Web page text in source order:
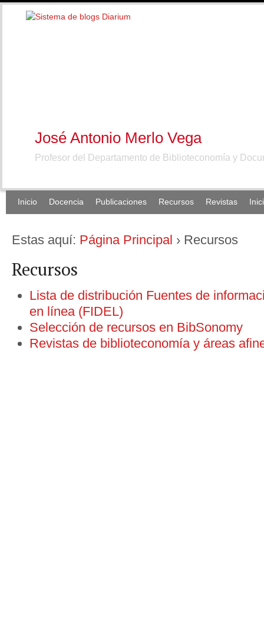
José Antonio Merlo Vega
Profesor del Departamento de Biblioteconomía y
Inicio Docencia Publicaciones Recursos Revistas
Estas aquí: Página Principal › Recursos
Recursos
Lista de distribución Fuentes de
en línea (FIDEL)
Selección de recursos en BibSonomy
Revistas de biblioteconomía y áreas